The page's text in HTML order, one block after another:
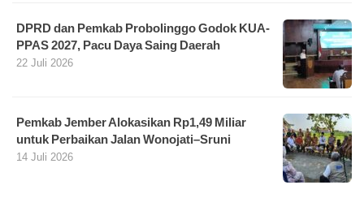
DPRD dan Pemkab Probolinggo Godok KUA-
PPAS 2027, Pacu Daya Saing Daerah
22 Juli 2026
Pemkab Jember Alokasikan Rp1,49 Miliar
untuk Perbaikan Jalan Wonojati–Sruni
14 Juli 2026